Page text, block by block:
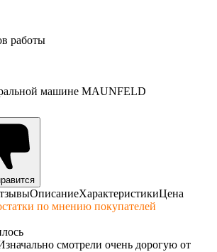
работы
машине MAUNFELD
ОписаниеХарактеристикиЦена
по мнению покупателей
смотрели очень дорогую от